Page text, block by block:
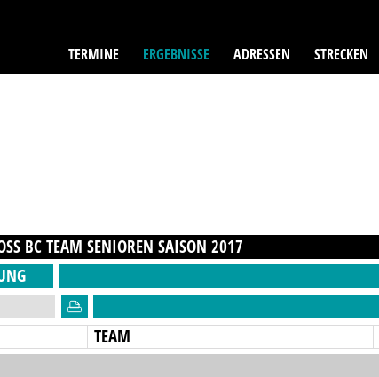
TERMINE ERGEBNISSE ADRESSEN STRECKEN
BC TEAM SENIORENSAISON2017
TEAM